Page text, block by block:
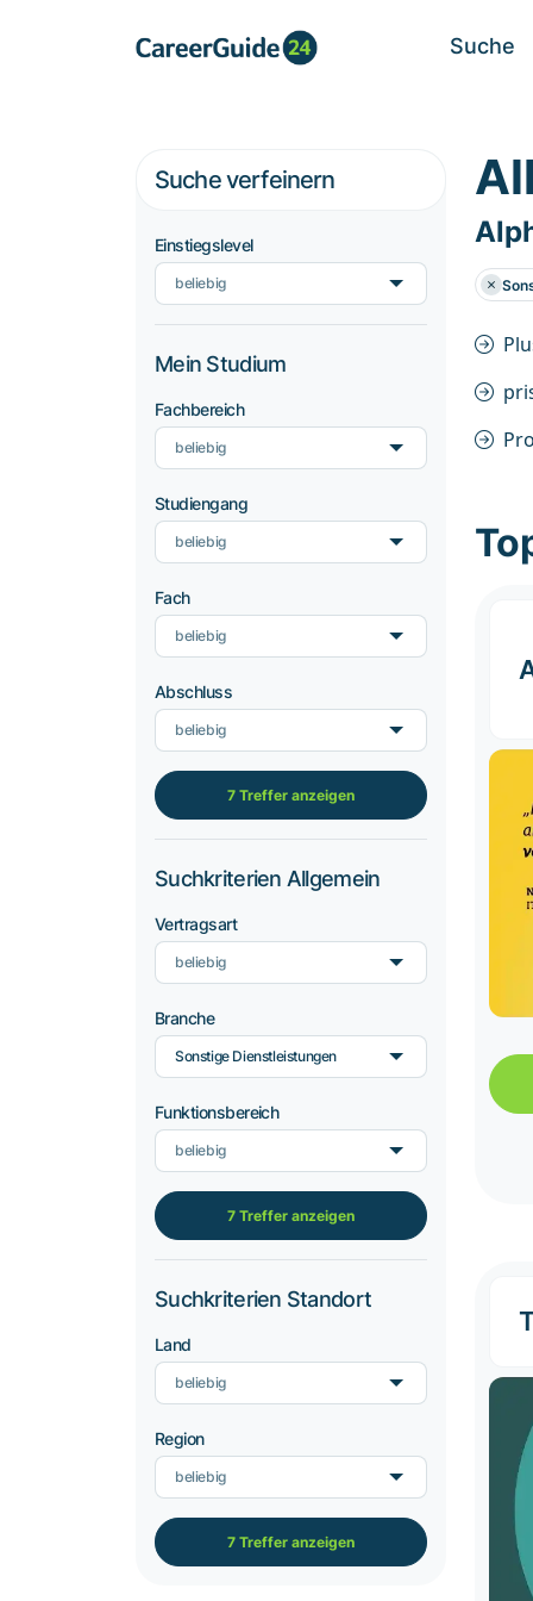
Suche
Suche verfeinern
Einstiegslevel
beliebig
Mein Studium
Fachbereich
beliebig
Studiengang
beliebig
Fach
beliebig
Abschluss
beliebig
7 Treffer anzeigen
Suchkriterien Allgemein
Vertragsart
beliebig
Branche
Sonstige Dienstleistungen
Funktionsbereich
beliebig
7 Treffer anzeigen
Suchkriterien Standort
Land
beliebig
Region
beliebig
7 Treffer anzeigen